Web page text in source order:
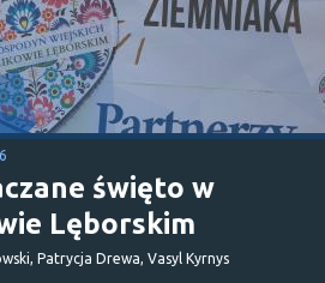
święto w
Lęborskim
Patrycja Drewa, Vasyl Kyrnys